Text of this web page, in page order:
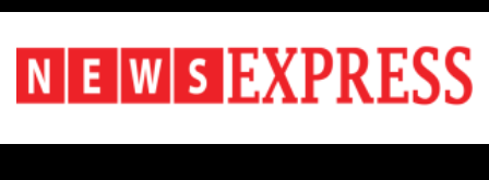
Skip
content